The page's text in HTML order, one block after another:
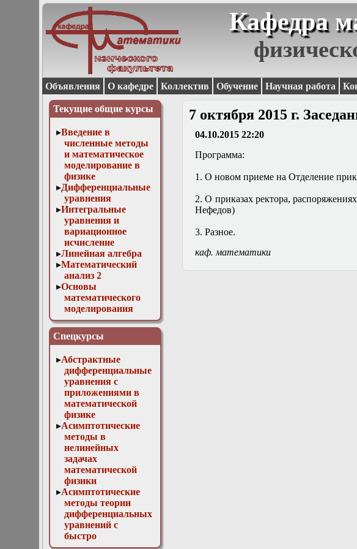
Кафедра
Объявления О кафедре Коллектив Обучение Научная работа
Текущие общие курсы
Введение в
численные методы
и математическое
моделирование в
физике
Дифференциальные
уравнения
Интегральные
уравнения и
вариационное
исчисление
Линейная алгебра
Математический
анализ 2
Основы
математического
моделирования
Численные методы
в физике
Спецкурсы
Абстрактные
дифференциальные
уравнения с
приложениями в
математической
физике
Асимптотические
методы в
нелинейных
задачах
математической
физики
Асимптотические
методы теории
дифференциальных
уравнений с
быстро
осциллирующими
7 октября 2015 г.
04.10.2015 22:20
Программа:
1. О новом приеме на Отделение
2. О приказах ректора,
Нефедов)
3. Разное.
каф. математики